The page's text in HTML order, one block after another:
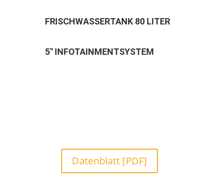
FRISCHWASSERTANK 80 LITER
5" INFOTAINMENTSYSTEM
Datenblatt [PDF]